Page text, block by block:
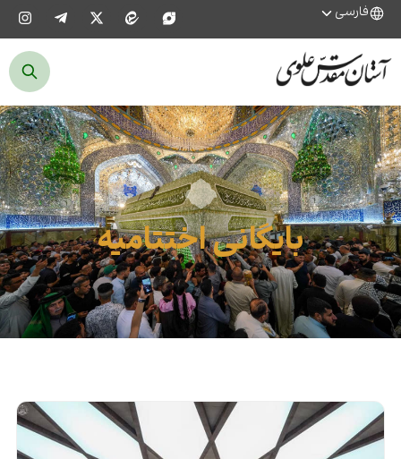
فارسی
بایگانی اختتامیه